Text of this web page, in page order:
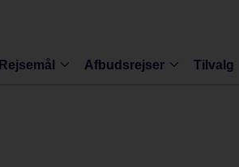
Rejsemål Afbudsrejser Tilvalg